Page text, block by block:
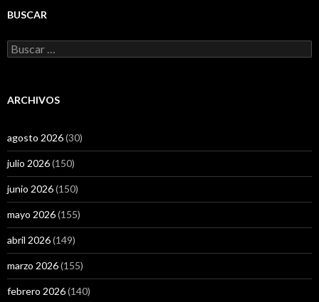
BUSCAR
Buscar:
ARCHIVOS
agosto 2026(30)
julio 2026(150)
junio 2026(150)
mayo 2026(155)
abril 2026(149)
marzo 2026(155)
febrero 2026(140)